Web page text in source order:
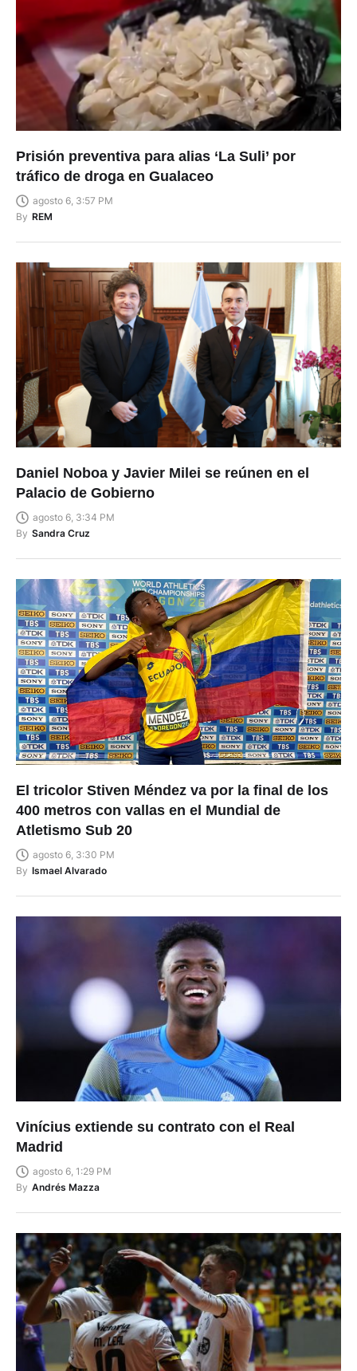
Prisión preventiva para alias ‘La Suli’ por
tráfico de droga en Gualaceo
agosto 6, 3:57 PM
By REM
Daniel Noboa y Javier Milei se reúnen en el
Palacio de Gobierno
agosto 6, 3:34 PM
By Sandra Cruz
El tricolor Stiven Méndez va por la final de los
400 metros con vallas en el Mundial de
Atletismo Sub 20
agosto 6, 3:30 PM
By Ismael Alvarado
Vinícius extiende su contrato con el Real
Madrid
agosto 6, 1:29 PM
By Andrés Mazza